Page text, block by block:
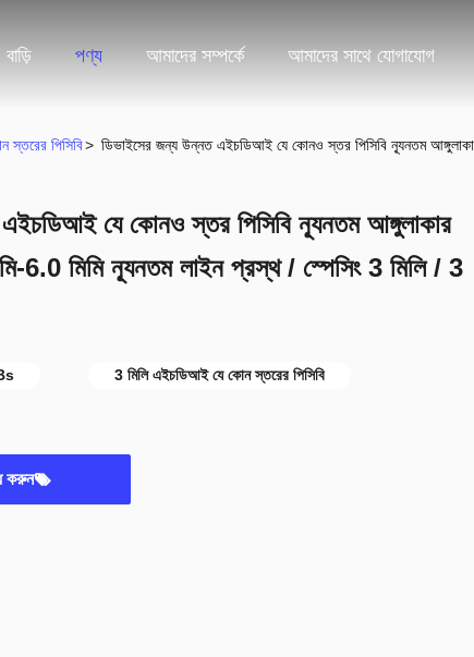
বাড়ি পণ্য আমাদের সম্পর্কে আমাদের সাথে যোগাযোগ
পিসিবি> ডিভাইসের জন্য উন্নত এইচডিআই যে কোনও স্তর পিসিবি ন্যূনতম
যে কোনও স্তর পিসিবি ন্যূনতম আঙ্গুলাকার
6.0 মিমি ন্যূনতম লাইন প্রস্থ / স্পেসিং 3 মিলি / 3
3 মিলি এইচডিআই যে কোন স্তরের পিসিবি
করুন